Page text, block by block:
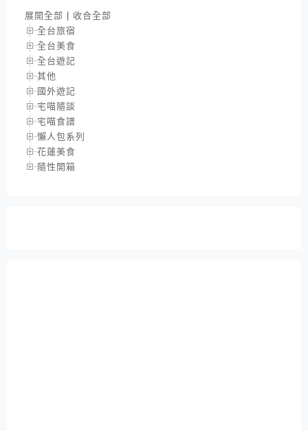
展開全部 | 收合全部
全台旅宿
全台美食
全台遊記
其他
國外遊記
宅喵隨談
宅喵食譜
懶人包系列
花蓮美食
隨性開箱